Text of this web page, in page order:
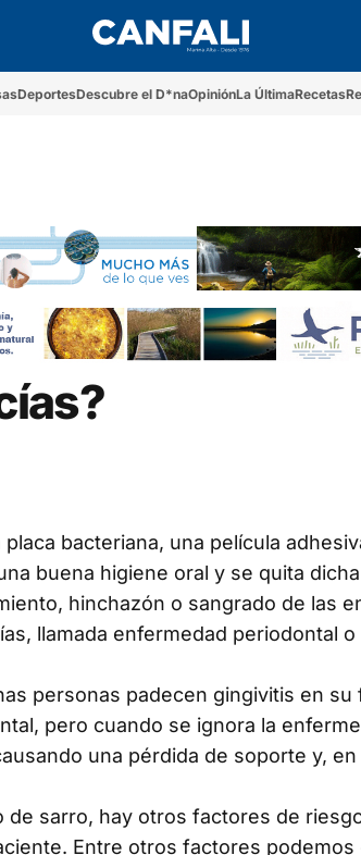
DeportesDescubre el D*naOpiniónLa ÚltimaRecetas
bacteriana, una película
buena higiene oral y se quita
hinchazón o sangrado de las
llamada enfermedad periodontal o
personas padecen gingivitis en su
pero cuando se ignora la
una pérdida de soporte y, en
sarro, hay otros factores de
Entre otros factores podemos